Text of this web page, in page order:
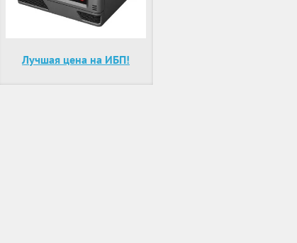
Лучшая цена на ИБП!